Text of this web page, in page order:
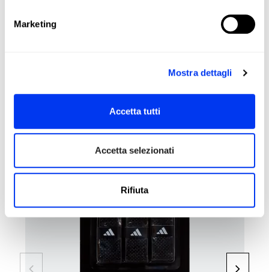
Marketing
Mostra dettagli
Accetta tutti
Accetta selezionati
Rifiuta
I clienti che hanno acquistato questo prodotto hanno